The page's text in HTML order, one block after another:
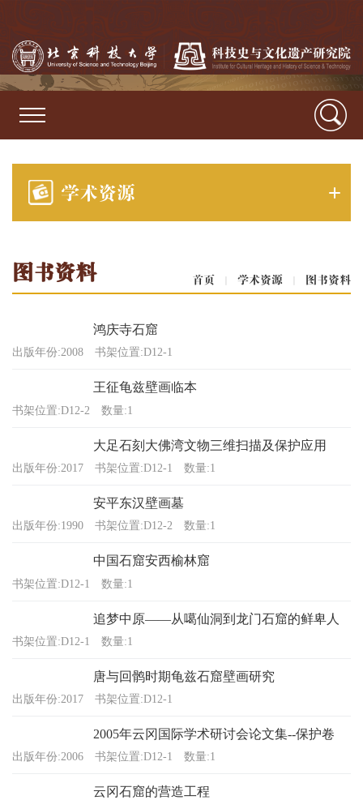
学术资源
首页 | 学术资源 | 图书资料
图书资料
鸿庆寺石窟
出版年份:2008 书架位置:D12-1
王征龟兹壁画临本
书架位置:D12-2 数量:1
大足石刻大佛湾文物三维扫描及保护应用
出版年份:2017 书架位置:D12-1 数量:1
安平东汉壁画墓
出版年份:1990 书架位置:D12-2 数量:1
中国石窟安西榆林窟
书架位置:D12-1 数量:1
追梦中原——从噶仙洞到龙门石窟的鲜卑人
书架位置:D12-1 数量:1
唐与回鹘时期龟兹石窟壁画研究
出版年份:2017 书架位置:D12-1
2005年云冈国际学术研讨会论文集--保护卷
出版年份:2006 书架位置:D12-1 数量:1
云冈石窟的营造工程